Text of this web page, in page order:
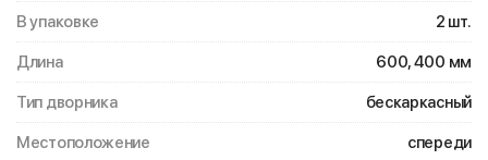
В упаковке 2 шт.
Длина 600, 400 мм
Тип дворника бескаркасный
Местоположение
спереди